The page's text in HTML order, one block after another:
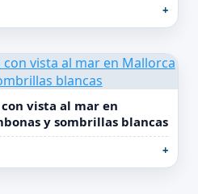
vista al mar en
y sombrillas blancas